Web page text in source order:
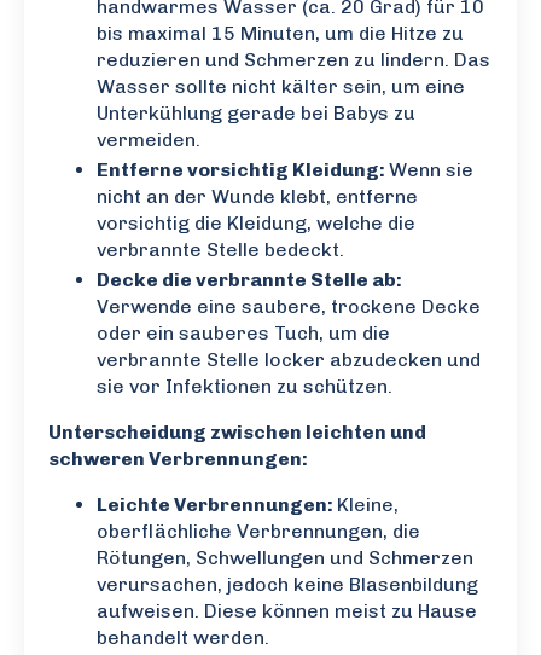
handwarmes Wasser (ca. 20 Grad) für 10
bis maximal 15 Minuten, um die Hitze zu
reduzieren und Schmerzen zu lindern. Das
Wasser sollte nicht kälter sein, um eine
Unterkühlung gerade bei Babys zu
vermeiden.
Entferne vorsichtig Kleidung: Wenn sie
nicht an der Wunde klebt, entferne
vorsichtig die Kleidung, welche die
verbrannte Stelle bedeckt.
Decke die verbrannte Stelle ab:
Verwende eine saubere, trockene Decke
oder ein sauberes Tuch, um die
verbrannte Stelle locker abzudecken und
sie vor Infektionen zu schützen.
Unterscheidung zwischen leichten und
schweren Verbrennungen:
Leichte Verbrennungen: Kleine,
oberflächliche Verbrennungen, die
Rötungen, Schwellungen und Schmerzen
verursachen, jedoch keine Blasenbildung
aufweisen. Diese können meist zu Hause
behandelt werden.